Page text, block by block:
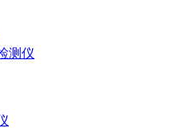
测仪